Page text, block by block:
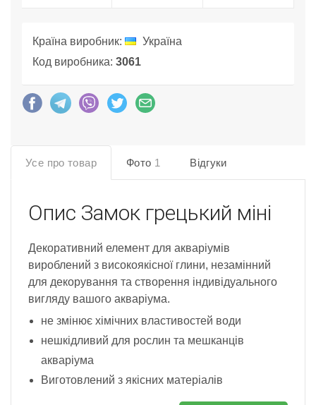
Країна виробник:
Україна
Код виробника: 3061
Усе про товар Фото 1 Відгуки
Опис Замок грецький міні
Декоративний елемент для акваріумів
вироблений з високоякісної глини, незамінний
для декорування та створення індивідуального
вигляду вашого акваріума.
не змінює хімічних властивостей води
нешкідливий для рослин та мешканців
акваріума
Виготовлений з якісних матеріалів